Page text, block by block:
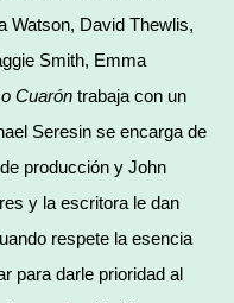
Watson, David Thewlis,
Smith, Emma
Cuarón trabaja con un
Seresin se encarga de
producción y John
y la escritora le dan
respete la esencia
para darle prioridad al